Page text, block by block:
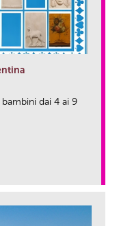
dai 4 ai 9